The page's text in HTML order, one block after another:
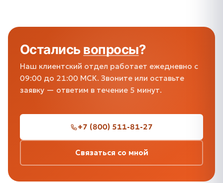
Осталисьвопросы?
Наш клиентский отдел работает ежедневно с
09:00 до 21:00 МСК. Звоните или оставьте
заявку — ответим в течение 5 минут.
+7 (800) 511-81-27
Связаться со мной